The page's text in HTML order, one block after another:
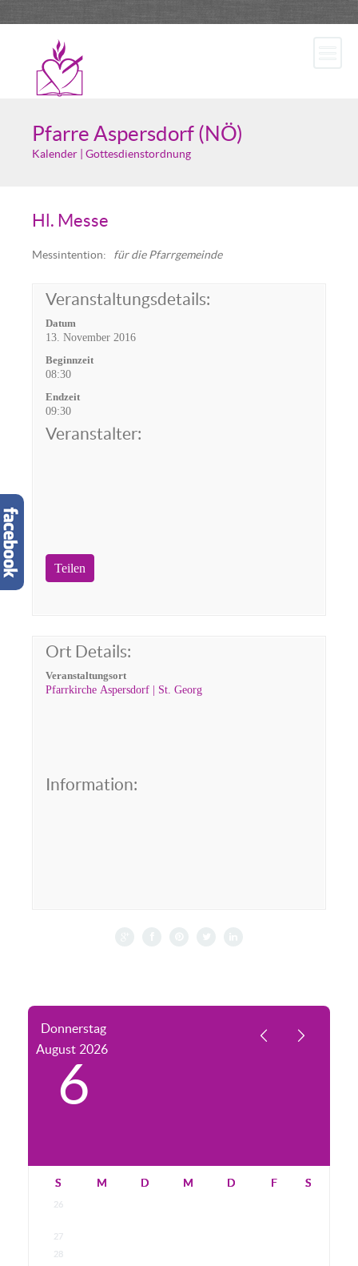
Pfarre Aspersdorf (NÖ)
Kalender | Gottesdienstordnung
Hl. Messe
Messintention: für die Pfarrgemeinde
Veranstaltungsdetails:
Datum
13. November 2016
Beginnzeit
08:30
Endzeit
09:30
Veranstalter:
Teilen
Ort Details:
Veranstaltungsort
Pfarrkirche Aspersdorf | St. Georg
Information:
Donnerstag
August 2026
6
S M D M D F S
26
27
28